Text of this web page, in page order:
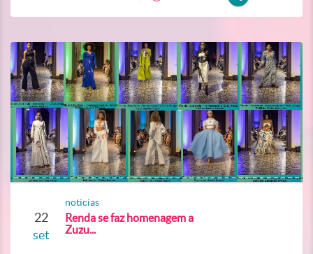
22
set
noticias
Renda se faz homenagem a
Zuzu...